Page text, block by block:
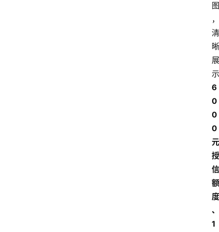
图
，
清
晰
展
示
6
0
0
0
元
授
信
额
度
、
1